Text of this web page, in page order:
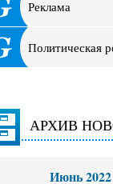
Реклама
Политическая
АРХИВ
Июнь 2022